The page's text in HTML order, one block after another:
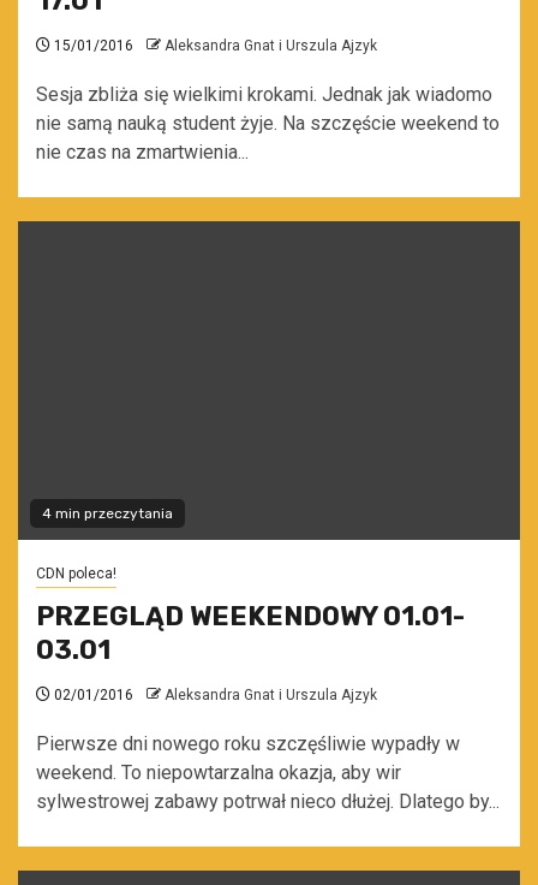
15/01/2016 Aleksandra Gnat i Urszula Ajzyk
Sesja zbliża się wielkimi krokami. Jednak jak wiadomo
nie samą nauką student żyje. Na szczęście weekend to
nie czas na zmartwienia...
4 min przeczytania
CDN poleca!
PRZEGLĄD WEEKENDOWY 01.01-
03.01
02/01/2016 Aleksandra Gnat i Urszula Ajzyk
Pierwsze dni nowego roku szczęśliwie wypadły w
weekend. To niepowtarzalna okazja, aby wir
sylwestrowej zabawy potrwał nieco dłużej. Dlatego by...